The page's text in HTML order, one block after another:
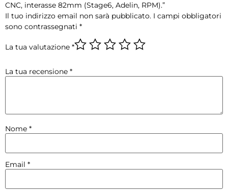
CNC, interasse 82mm (Stage6, Adelin, RPM).”
Il tuo indirizzo email non sarà pubblicato. I campi obbligatori
sono contrassegnati *
La tua valutazione *
La tua recensione *
Nome *
Email *